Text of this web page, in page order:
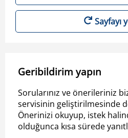
Sayfayı
Geribildirim yapın
Sorularınız ve önerileriniz
servisinin geliştirilmesinde
Önerinizi okuyup, istek
olduğunca kısa sürede